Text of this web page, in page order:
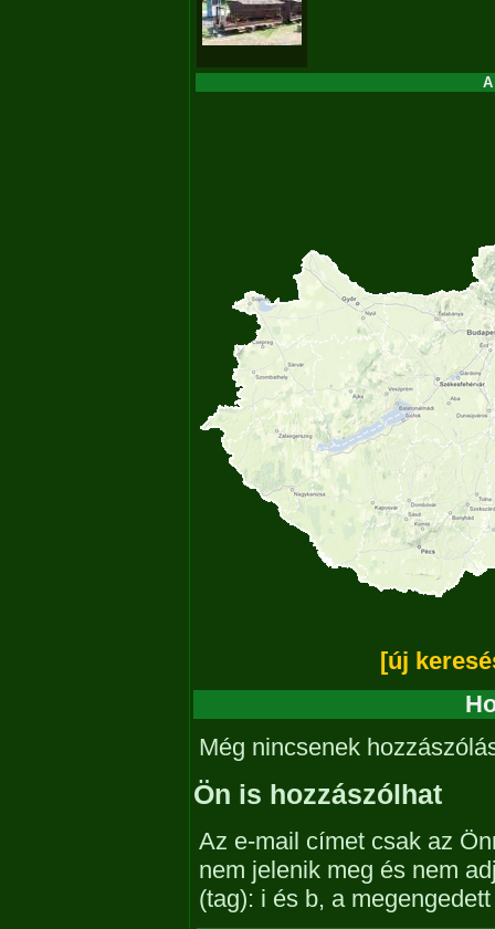
[új
Még nincsenek
Ön is hozzászólhat
Az e-mail címet csak az
nem jelenik meg és nem
(tag): i és b, a